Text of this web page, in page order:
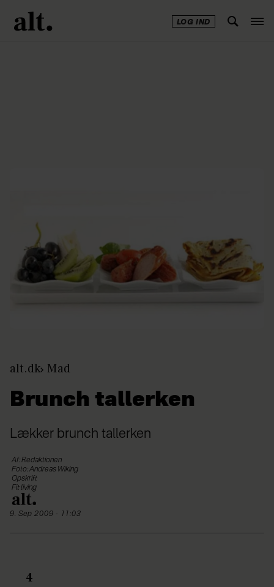
LOG IND
alt.dk Mad
Brunch tallerken
Lækker brunch tallerken
Af: Redaktionen
Foto: Andreas Wiking
Opskrift
Fit living
9. Sep 2009 - 11:03
4